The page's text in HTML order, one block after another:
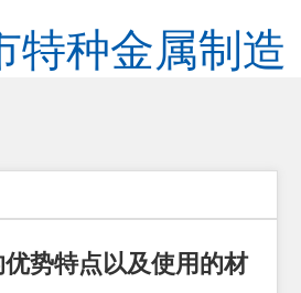
特种金属制造
势特点以及使用的材